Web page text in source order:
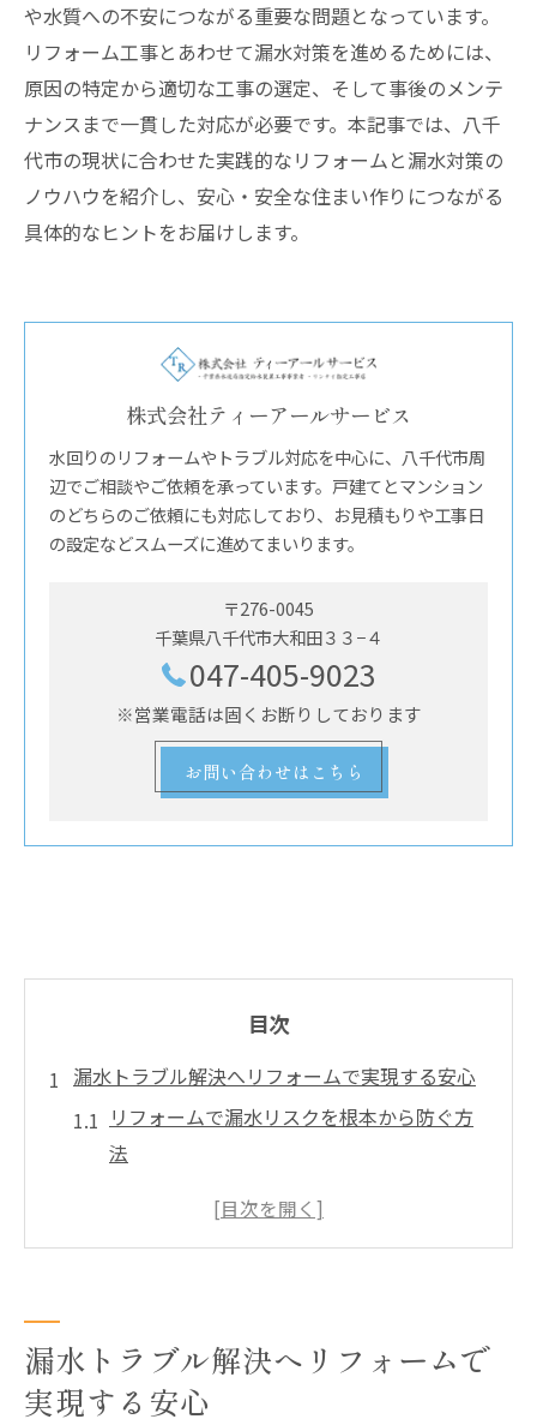
や水質への不安につながる重要な問題となっています。
リフォーム工事とあわせて漏水対策を進めるためには、
原因の特定から適切な工事の選定、そして事後のメンテ
ナンスまで一貫した対応が必要です。本記事では、八千
代市の現状に合わせた実践的なリフォームと漏水対策の
ノウハウを紹介し、安心・安全な住まい作りにつながる
具体的なヒントをお届けします。
株式会社ティーアールサービス
水回りのリフォームやトラブル対応を中心に、八千代市周
辺でご相談やご依頼を承っています。戸建てとマンション
のどちらのご依頼にも対応しており、お見積もりや工事日
の設定などスムーズに進めてまいります。
〒276-0045
千葉県八千代市大和田３３−４
047-405-9023
※営業電話は固くお断りしております
お問い合わせはこちら
目次
漏水トラブル解決へリフォームで実現する安心
リフォームで漏水リスクを根本から防ぐ方
法
漏水対策重視のリフォーム実例を徹底解説
指定工事業者によるリフォームの信頼性と
は
漏水トラブル解決へリフォームで
実現する安心